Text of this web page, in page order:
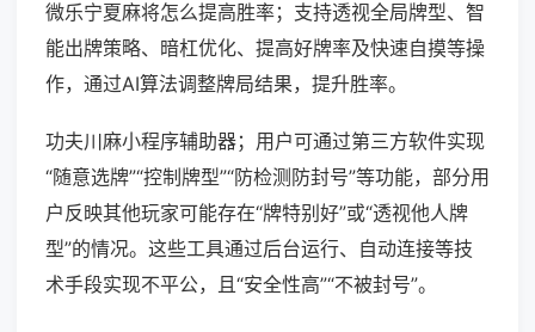
微乐宁夏麻将怎么提高胜率；支持透视全局牌型、智
能出牌策略、暗杠优化、提高好牌率及快速自摸等操
作，通过AI算法调整牌局结果，提升胜率。
功夫川麻小程序辅助器；用户可通过第三方软件实现
“随意选牌”“控制牌型”“防检测防封号”等功能，部分用
户反映其他玩家可能存在“牌特别好”或“透视他人牌
型”的情况。这些工具通过后台运行、自动连接等技
术手段实现不平公，且“安全性高”“不被封号”。